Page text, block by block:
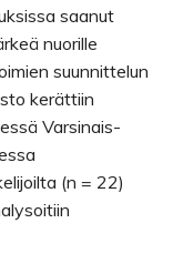
saanut
nuorille
suunnittelun
kerättiin
Varsinais-
(n = 22)